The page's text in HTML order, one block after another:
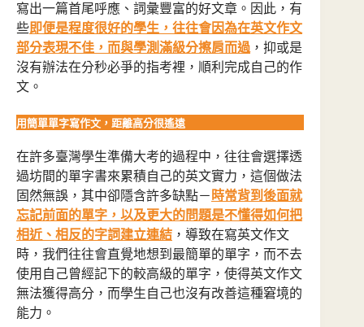
寫出一篇首尾呼應、詞彙豐富的好文章。因此，有
些即便是程度很好的學生，往往會因為在英文作文
部分表現不佳，而與學測滿級分擦肩而過 ，抑或是
沒有辦法在分秒必爭的指考裡，順利完成自己的作
文。
用簡單單字寫作文，距離高分很遙遠
在許多臺灣學生準備大考的過程中，往往會選擇透
過坊間的單字書來累積自己的英文實力，這個做法
固然無誤，其中卻隱含許多缺點－ 時常背到後面就
忘記前面的單字，以及更大的問題是不懂得如何把
相近、相反的字詞建立連結 ，導致在寫英文作文
時，我們往往會直覺地想到最簡單的單字，而不去
使用自己曾經記下的較高級的單字，使得英文作文
無法獲得高分，而學生自己也沒有改善這種窘境的
能力。